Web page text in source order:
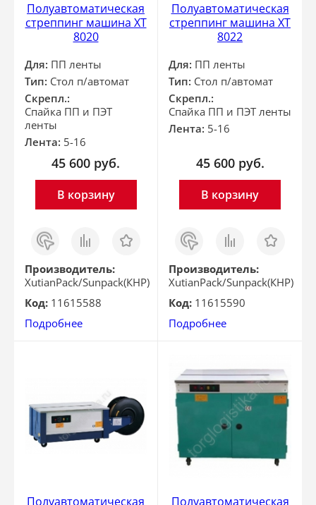
Полуавтоматическая
стреппинг машина XT
8020
Для: ПП ленты
Тип: Стол п/автомат
Скрепл.:
Спайка ПП и ПЭТ
ленты
Лента: 5-16
45 600 руб.
В корзину
Заказ
в 1
клик
Сравнить Отложить
Производитель:
XutianPack/Sunpack(КНР)
Код: 11615588
Подробнее
Полуавтоматическая
стреппинг машина XT
8022
Для: ПП ленты
Тип: Стол п/автомат
Скрепл.:
Спайка ПП и ПЭТ ленты
Лента: 5-16
45 600 руб.
В корзину
Заказ
в 1
клик
Сравнить Отложить
Производитель:
XutianPack/Sunpack(КНР)
Код: 11615590
Подробнее
Полуавтоматическая Полуавтоматическая